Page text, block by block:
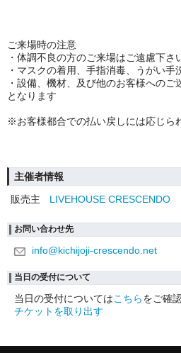
ご来場時の注意
・体調不良の方のご来場はご遠慮下さ
・マスクの着用、手指消毒、
うがい手
・設備、機材、及び他のお客様への
となります
※お客様都合での払い戻しには応じら
主催者情報
販売主
LIVEHOUSE CRESCENDO
お問い合わせ先
info@kichijoji-crescendo.net
当日の受付について
当日の受付についてはこちらをご確
チケットを取り出す